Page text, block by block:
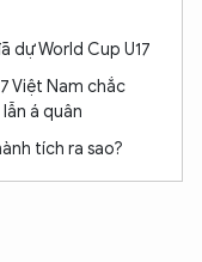
dự World Cup U17
Việt Nam chắc
á quân
tích ra sao?